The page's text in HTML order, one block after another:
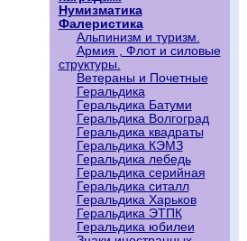
Нумизматика
Фалеристика
Альпинизм и туризм.
Армия , Флот и силовые
структуры.
Ветераны и Почетные
Геральдика
Геральдика Батуми
Геральдика Волгоград
Геральдика квадраты
Геральдика КЭМЗ
Геральдика лебедь
Геральдика серийная
Геральдика ситалл
Геральдика Харьков
Геральдика ЭТПК
Геральдика юбилеи